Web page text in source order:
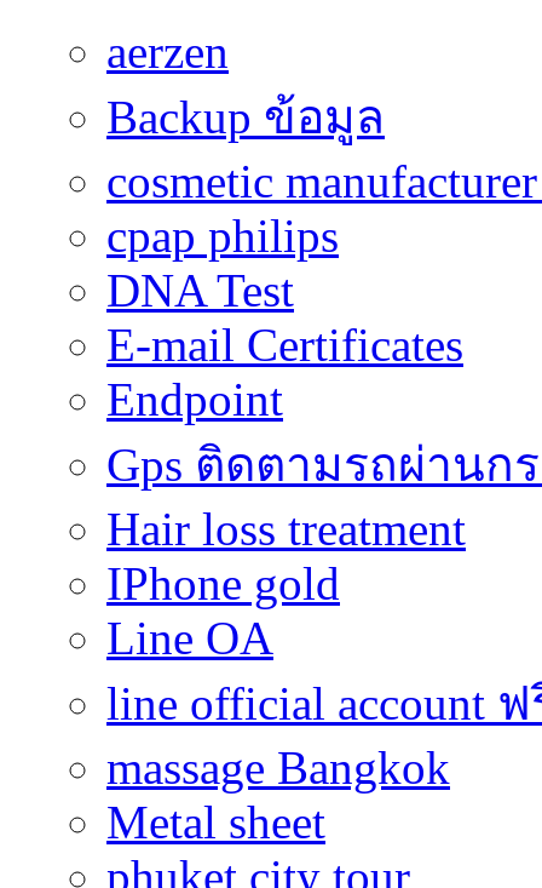
aerzen
Backup ข้อมูล
cosmetic
cpap philips
DNA Test
E-mail Certificates
Endpoint
Gps ติดตามรถผ่านก
Hair loss treatment
IPhone gold
Line OA
line official account
massage Bangkok
Metal sheet
phuket city tour